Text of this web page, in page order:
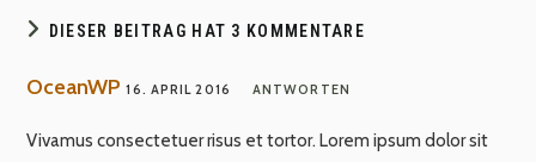
DIESER BEITRAG HAT 3 KOMMENTARE
OceanWP 16. APRIL 2016 ANTWORTEN
Vivamus consectetuer risus et tortor. Lorem ipsum dolor sit